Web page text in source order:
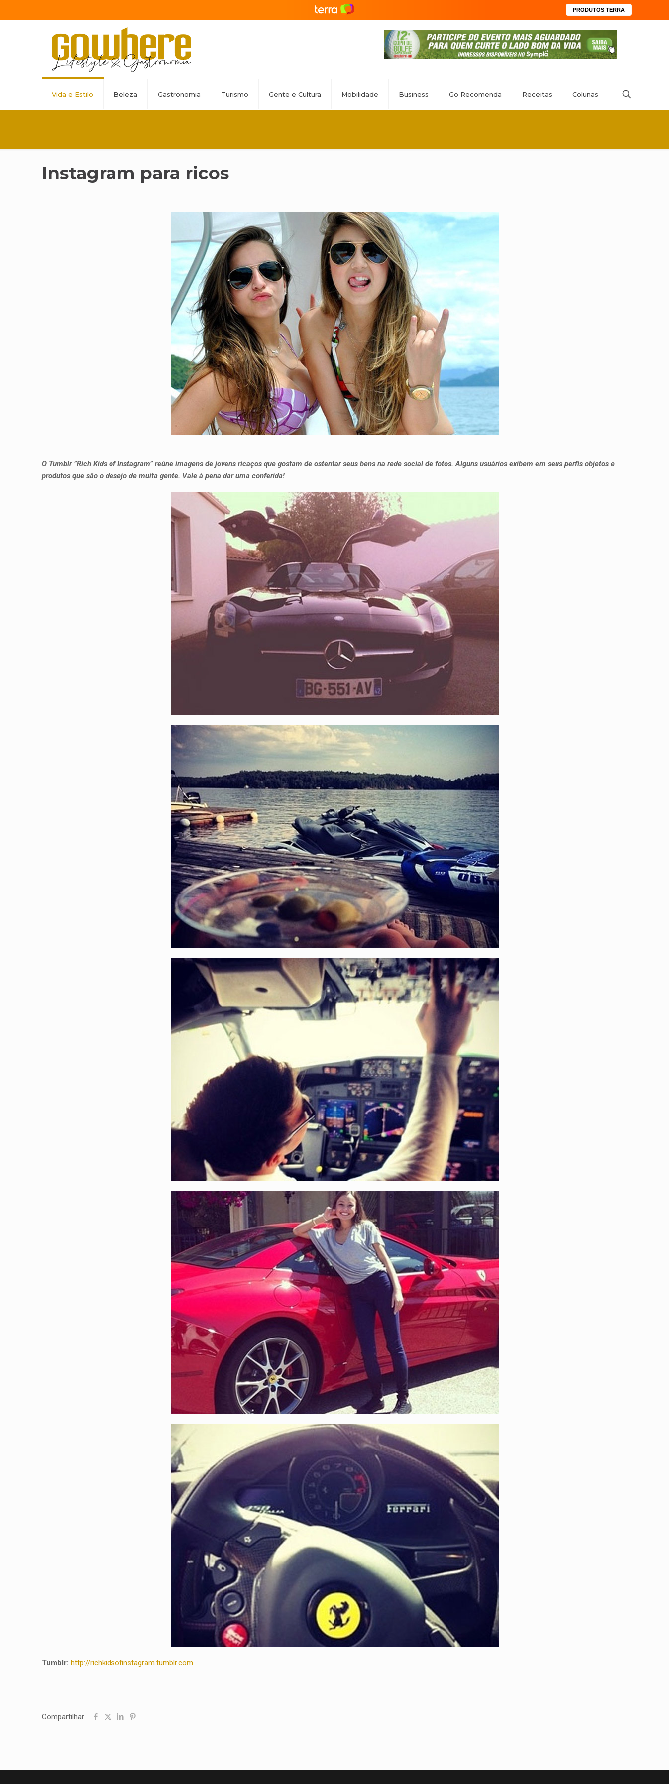
PRODUTOS TERRA
Vida e Estilo Beleza Gastronomia Turismo Gente e Cultura Mobilidade Business Go Recomenda Receitas Colunas
Instagram para ricos
O Tumblr ”Rich Kids of Instagram” reúne imagens de jovens ricaços que gostam de ostentar seus bens na rede social de fotos. Alguns usuários exibem em seus perfis objetos e
produtos que são o desejo de muita gente. Vale à pena dar uma conferida!
Tumblr: http://richkidsofinstagram.tumblr.com
Compartilhar